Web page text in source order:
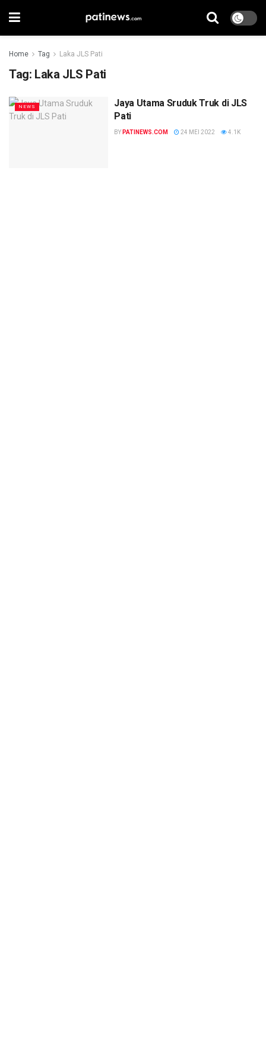
Home Tag Laka JLS Pati
Tag: Laka JLS Pati
NEWS
Jaya Utama Sruduk Truk di JLS
Pati
BY PATINEWS.COM 24 MEI 2022 4.1K